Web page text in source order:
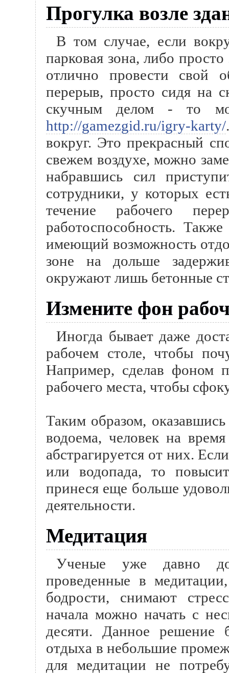
Прогулка возле
В том случае, если
парковая зона, либо
отлично провести свой
перерыв, просто сидя на
скучным делом - то
http://gamezgid.ru/igry-karty/
вокруг. Это прекрасный
свежем воздухе, можно
набравшись сил
сотрудники, у которых
течение рабочего
работоспособность.
имеющий возможность
зоне на дольше
окружают лишь бетонные
Измените фон
Иногда бывает даже
рабочем столе, чтобы
Например, сделав фоном
рабочего места, чтобы
Таким образом,
водоема, человек на
абстрагируется от них.
или водопада, то
принеся еще больше
деятельности.
Медитация
Ученые уже давно
проведенные в
бодрости, снимают
начала можно начать с
десяти. Данное решение
отдыха в небольшие
для медитации не